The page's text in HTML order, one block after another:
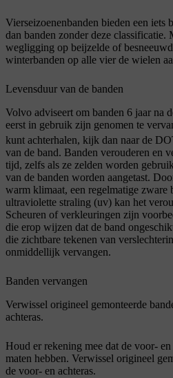
Vierseizoenenbanden bieden een iets
dan banden zonder deze classificatie.
wegligging op beijzelde of
winterbanden op alle vier de wielen
Levensduur van de banden
Volvo adviseert om banden 6 jaar na
eerst in gebruik zijn genomen te
kunt achterhalen, kijk dan naar de
van de band. Banden verouderen en
tijd, zelfs als ze zelden worden
van de banden worden aangetast.
warm klimaat, een regelmatige zware
ultraviolette straling (uv) kan het
Scheuren of verkleuringen zijn
die erop wijzen dat de band
die zichtbare tekenen van
onmiddellijk vervangen.
Banden vervangen
Verwissel origineel gemonteerde
achteras.
Houd er rekening mee dat de voor-
maten hebben. Verwissel origineel
de voor- en achteras.